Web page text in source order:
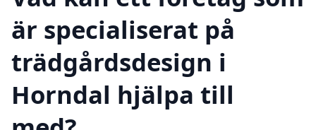
är specialiserat på
trädgårdsdesign i
Horndal hjälpa till